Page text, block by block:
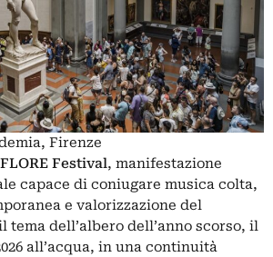
Firenze
FLORE Festival, manifestazione
capace di coniugare musica colta,
e valorizzazione del
tema dell’albero dell’anno scorso, il
all’acqua, in una continuità